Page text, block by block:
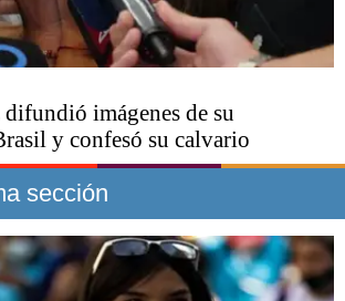
difundió imágenes de su
y confesó su calvario
sección